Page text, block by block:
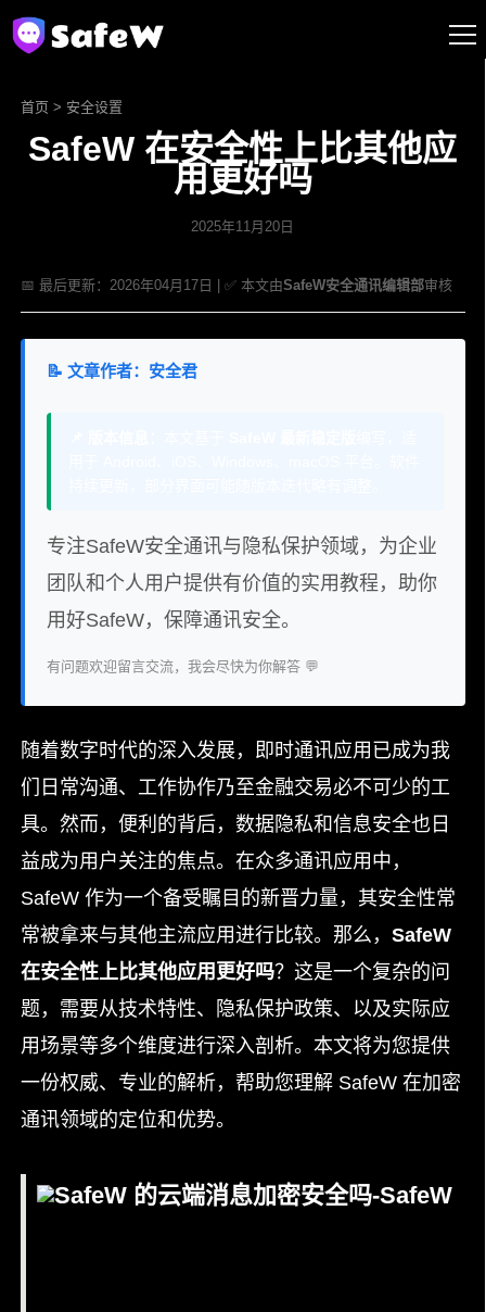
首页 > 安全设置
SafeW 在安全性上比其他应
用更好吗
2025年11月20日
📅 最后更新：2026年04月17日 | ✅ 本文由SafeW安全通讯编辑部审核
📝 文章作者：安全君
专注SafeW安全通讯与隐私保护领域，为企业
团队和个人用户提供有价值的实用教程，助你
用好SafeW，保障通讯安全。
有问题欢迎留言交流，我会尽快为你解答 💬
随着数字时代的深入发展，即时通讯应用已成为我
们日常沟通、工作协作乃至金融交易必不可少的工
具。然而，便利的背后，数据隐私和信息安全也日
益成为用户关注的焦点。在众多通讯应用中，
SafeW 作为一个备受瞩目的新晋力量，其安全性常
常被拿来与其他主流应用进行比较。那么， SafeW
在安全性上比其他应用更好吗？这是一个复杂的问
题，需要从技术特性、隐私保护政策、以及实际应
用场景等多个维度进行深入剖析。本文将为您提供
一份权威、专业的解析，帮助您理解 SafeW 在加密
通讯领域的定位和优势。